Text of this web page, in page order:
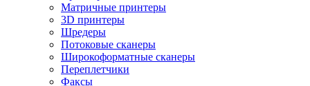
Матричные принтеры
3D принтеры
Шредеры
Потоковые сканеры
Широкоформатные сканеры
Переплетчики
Факсы